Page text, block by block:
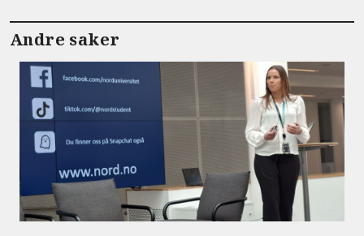
Andre saker